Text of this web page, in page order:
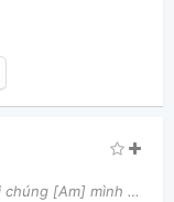
Nhìn lá me [Am] bay nhớ kỷ [Em] niệm hai chúng [Am] mình Ngày đó quen [F] nhau vương chút [G7] tình